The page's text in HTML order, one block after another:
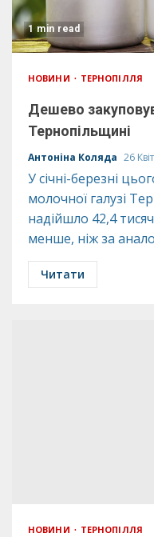
1 min read
НОВИНИ ТЕРНОПІЛЛЯ
Дешево
Тернопільщині
Антоніна Коляда 26
У січні-березні
молочної галузі
надійшло 42,4
менше, ніж за
Читати
НОВИНИ ТЕРНОПІЛЛЯ